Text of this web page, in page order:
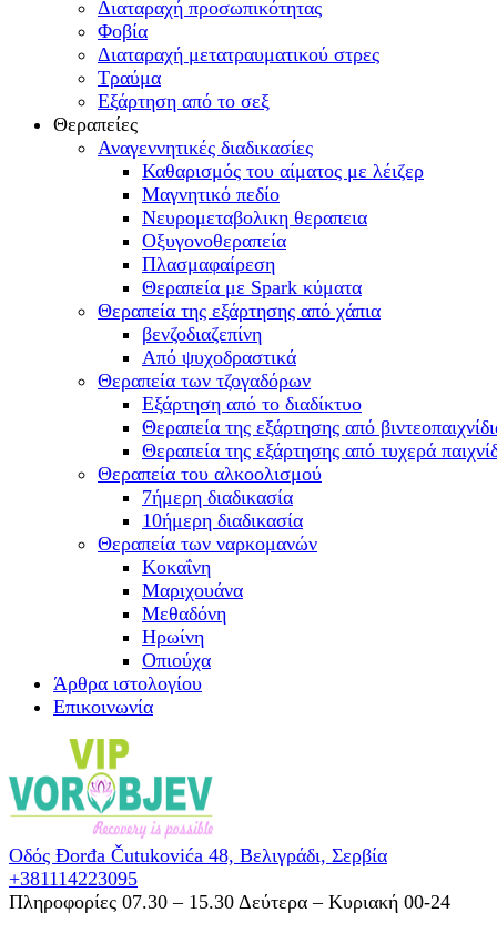
Διαταραχή προσωπικότητας
Φοβία
Διαταραχή μετατραυματικού στρες
Τραύμα
Εξάρτηση από το σεξ
Θεραπείες
Αναγεννητικές διαδικασίες
Καθαρισμός του αίματος με λέιζερ
Μαγνητικό πεδίο
Νευρομεταβολικη θεραπεια
Οξυγονοθεραπεία
Πλασμαφαίρεση
Θεραπεία με Spark κύματα
Θεραπεία της εξάρτησης από χάπια
βενζοδιαζεπίνη
Από ψυχοδραστικά
Θεραπεία των τζογαδόρων
Εξάρτηση από το διαδίκτυο
Θεραπεία της εξάρτησης από
Θεραπεία της εξάρτησης από τυχερά
Θεραπεία του αλκοολισμού
7ήμερη διαδικασία
10ήμερη διαδικασία
Θεραπεία των ναρκομανών
Kοκαΐνη
Mαριχουάνα
Μεθαδόνη
Ηρωίνη
Oπιούχα
Άρθρα ιστολογίου
Επικοινωνία
Οδός Đorđa Čutukovića 48, Βελιγράδι, Σερβία
+381114223095
Πληροφορίες 07.30 – 15.30 Δεύτερα – Κυριακή 00-24